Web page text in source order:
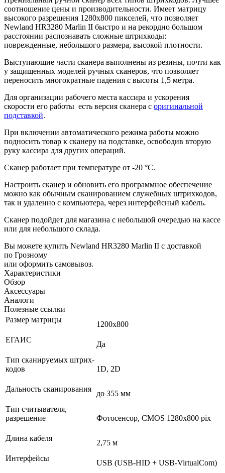
соотношение цены и производительности. Имеет матрицу
высокого разрешения 1280x800 пикселей, что позволяет
Newland HR3280 Marlin II быстро и на рекордно большом
расстоянии распознавать сложные штрихкоды:
поврежденные, небольшого размера, высокой плотности.
Выступающие части сканера выполнены из резины, почти как
у защищенных моделей ручных сканеров, что позволяет
переносить многократные падения с высоты 1,5 метра.
Для организации рабочего места кассира и ускорения
скорости его работы есть версия сканера с оригинальной
подставкой.
При включении автоматического режима работы можно
подносить товар к сканеру на подставке, освободив вторую
руку кассира для других операций.
Сканер работает при температуре от -20 °С.
Настроить сканер и обновить его программное обеспечение
можно как обычным сканированием служебных штрихкодов,
так и удаленно с компьютера, через интерфейсный кабель.
Сканер подойдет для магазина с небольшой очередью на кассе
или для небольшого склада.
Вы можете купить Newland HR3280 Marlin II с доставкой
по Грозному
или оформить самовывоз.
Характеристики
Обзор
Аксессуары
Аналоги
Полезные ссылки
Размер матрицы
1200x800
ЕГАИС
Да
Тип сканируемых штрих-
кодов
1D, 2D
Дальность сканирования
до 355 мм
Тип считывателя,
разрешение
Фотосенсор, CMOS 1280x800 pix
Длина кабеля
2,75 м
Интерфейсы
USB (USB-HID + USB-VirtualCom)